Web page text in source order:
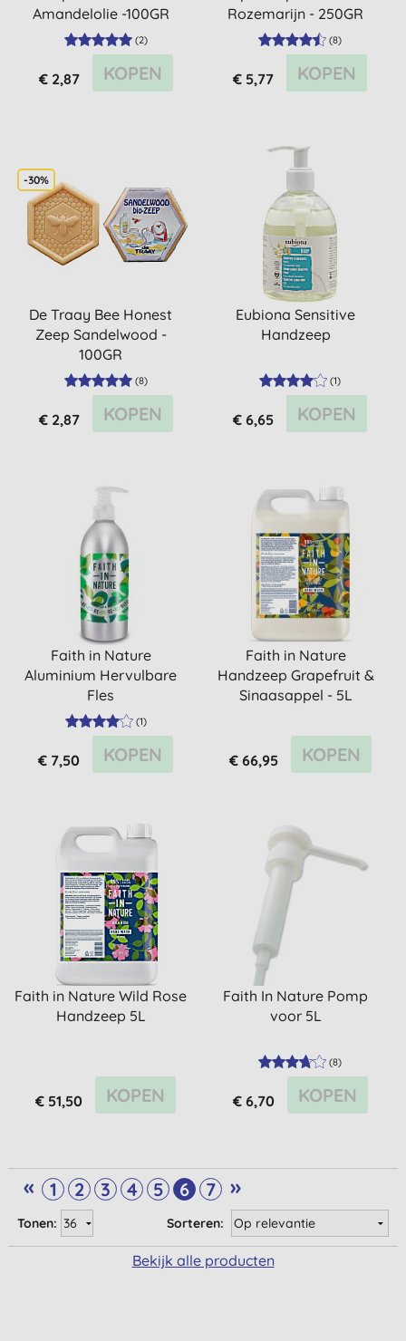
Amandelolie -100GR
(2)
€ 2,87 KOPEN
Rozemarijn - 250GR
(8)
€ 5,77 KOPEN
-30%
De Traay Bee Honest
Zeep Sandelwood -
100GR
(8)
€ 2,87 KOPEN
Eubiona Sensitive
Handzeep
(1)
€ 6,65 KOPEN
Faith in Nature
Aluminium Hervulbare
Fles
(1)
€ 7,50 KOPEN
Faith in Nature
Handzeep Grapefruit &
Sinaasappel - 5L
€ 66,95 KOPEN
Faith in Nature Wild Rose
Handzeep 5L
€ 51,50 KOPEN
Faith In Nature Pomp
voor 5L
(8)
€ 6,70 KOPEN
« 1 2 3 4 5 6 7 »
Sorteren:
Tonen:
Bekijk alle producten